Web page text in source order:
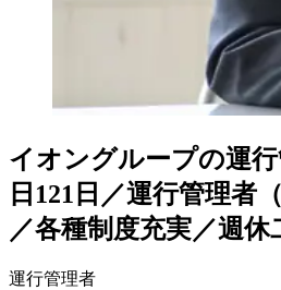
イオングループの運
日121日／運行管理者
／各種制度充実／週休
運行管理者